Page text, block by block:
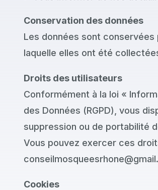
Conservation des données
Les données sont
laquelle elles ont été
Droits des utilisateurs
Conformément à la loi «
des Données (RGPD), vous
suppression ou de portabilité
Vous pouvez exercer ces
Cookies